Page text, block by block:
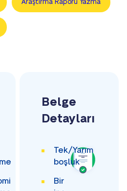
Araştırma Raporu Yazma
Belge
Detayları
Tek/Yarım
boşluk
Bir